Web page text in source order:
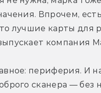
Впрочем,
лучшие карты для
компания
периферия. И
сканера — без